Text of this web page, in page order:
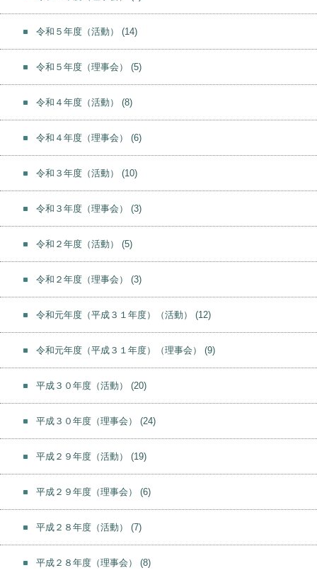
令和５年度（活動） (14)
令和５年度（理事会） (5)
令和４年度（活動） (8)
令和４年度（理事会） (6)
令和３年度（活動） (10)
令和３年度（理事会） (3)
令和２年度（活動） (5)
令和２年度（理事会） (3)
令和元年度（平成３１年度）（活動） (12)
令和元年度（平成３１年度）（理事会） (9)
平成３０年度（活動） (20)
平成３０年度（理事会） (24)
平成２９年度（活動） (19)
平成２９年度（理事会） (6)
平成２８年度（活動） (7)
平成２８年度（理事会） (8)